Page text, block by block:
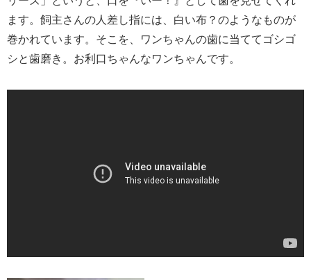
ます。飼主さんの人差し指には、白い布？のようなものが
巻かれています。そこを、ワンちゃんの歯に当ててゴシゴ
シと歯磨き。お利口ちゃんなワンちゃんです。